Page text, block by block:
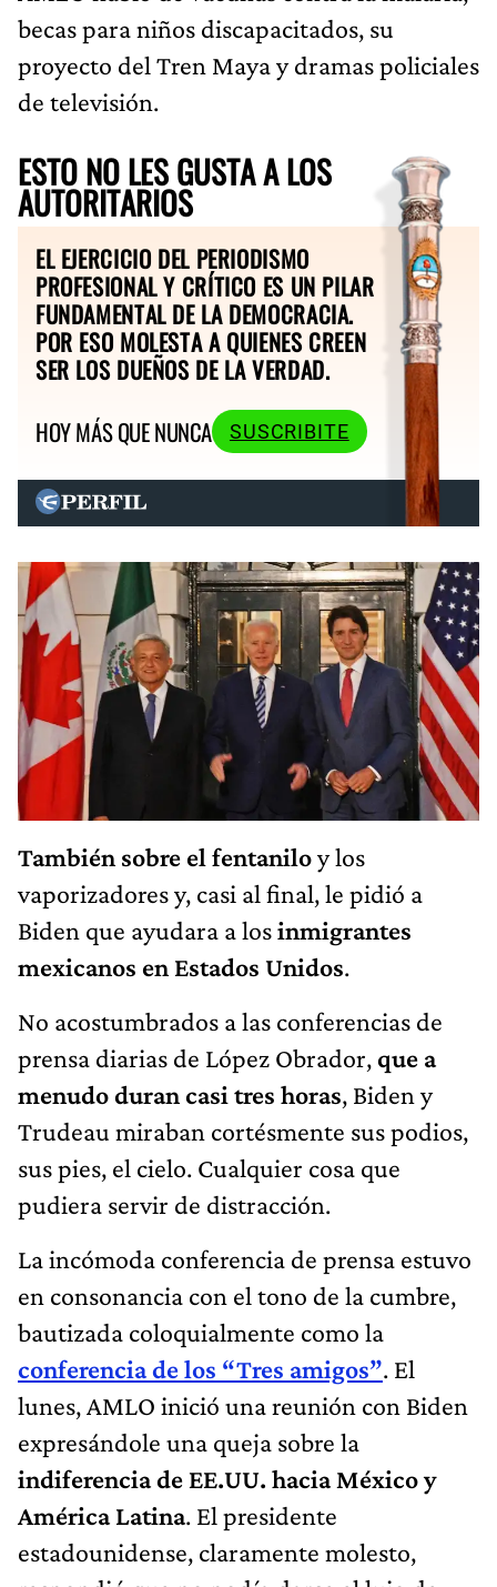
becas para niños discapacitados, su
proyecto del Tren Maya y dramas policiales
de televisión.
ESTO NO LES GUSTA A LOS
AUTORITARIOS
EL EJERCICIO DEL PERIODISMO
PROFESIONAL Y CRÍTICO ES UN PILAR
FUNDAMENTAL DE LA DEMOCRACIA.
POR ESO MOLESTA A QUIENES CREEN
SER LOS DUEÑOS DE LA VERDAD.
HOY MÁS QUE NUNCA
SUSCRIBITE
También sobre el fentaniloy los
vaporizadores y, casi al final, le pidió a
Biden que ayudara a losinmigrantes
mexicanos en Estados Unidos.
No acostumbrados a las conferencias de
prensa diarias de López Obrador, que a
menudo duran casi tres horas, Biden y
Trudeau miraban cortésmente sus podios,
sus pies, el cielo. Cualquier cosa que
pudiera servir de distracción.
La incómoda conferencia de prensa estuvo
en consonancia con el tono de la cumbre,
bautizada coloquialmente como la
conferencia de los “Tres amigos”. El
lunes, AMLO inició una reunión con Biden
expresándole una queja sobre la
indiferencia de EE.UU. hacia México y
América Latina. El presidente
estadounidense, claramente molesto,